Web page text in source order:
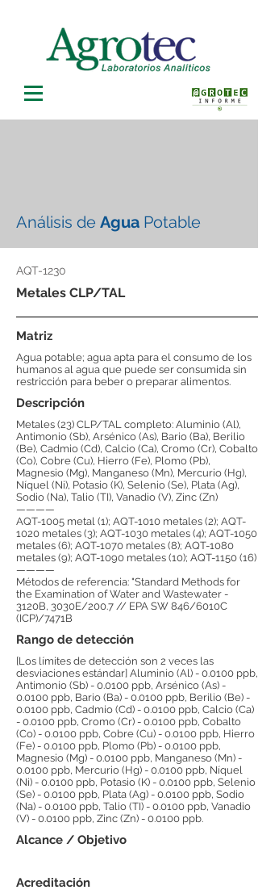
Análisis de Agua Potable
AQT-1230
Metales CLP/TAL
Matriz
Agua potable; agua apta para el consumo de los
humanos al agua que puede ser consumida sin
restricción para beber o preparar alimentos.
Descripción
Metales (23) CLP/TAL completo: Aluminio (Al),
Antimonio (Sb), Arsénico (As), Bario (Ba), Berilio
(Be), Cadmio (Cd), Calcio (Ca), Cromo (Cr), Cobalto
(Co), Cobre (Cu), Hierro (Fe), Plomo (Pb),
Magnesio (Mg), Manganeso (Mn), Mercurio (Hg),
Níquel (Ni), Potasio (K), Selenio (Se), Plata (Ag),
Sodio (Na), Talio (TI), Vanadio (V), Zinc (Zn)
————
AQT-1005 metal (1); AQT-1010 metales (2); AQT-
1020 metales (3); AQT-1030 metales (4); AQT-1050
metales (6); AQT-1070 metales (8); AQT-1080
metales (9); AQT-1090 metales (10); AQT-1150 (16)
————
Métodos de referencia: "Standard Methods for
the Examination of Water and Wastewater -
3120B, 3030E/200.7 // EPA SW 846/6010C
(ICP)/7471B
Rango de detección
[Los límites de detección son 2 veces las
desviaciones estándar] Aluminio (Al) - 0.0100 ppb,
Antimonio (Sb) - 0.0100 ppb, Arsénico (As) -
0.0100 ppb, Bario (Ba) - 0.0100 ppb, Berilio (Be) -
0.0100 ppb, Cadmio (Cd) - 0.0100 ppb, Calcio (Ca)
- 0.0100 ppb, Cromo (Cr) - 0.0100 ppb, Cobalto
(Co) - 0.0100 ppb, Cobre (Cu) - 0.0100 ppb, Hierro
(Fe) - 0.0100 ppb, Plomo (Pb) - 0.0100 ppb,
Magnesio (Mg) - 0.0100 ppb, Manganeso (Mn) -
0.0100 ppb, Mercurio (Hg) - 0.0100 ppb, Níquel
(Ni) - 0.0100 ppb, Potasio (K) - 0.0100 ppb, Selenio
(Se) - 0.0100 ppb, Plata (Ag) - 0.0100 ppb, Sodio
(Na) - 0.0100 ppb, Talio (TI) - 0.0100 ppb, Vanadio
(V) - 0.0100 ppb, Zinc (Zn) - 0.0100 ppb.
Alcance / Objetivo
Acreditación